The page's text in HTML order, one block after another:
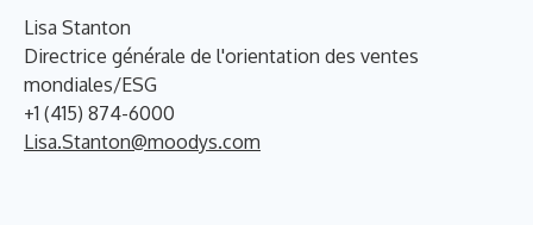
Lisa Stanton
Directrice générale de l'orientation des ventes
mondiales/ESG
+1 (415) 874-6000
Lisa.Stanton@moodys.com